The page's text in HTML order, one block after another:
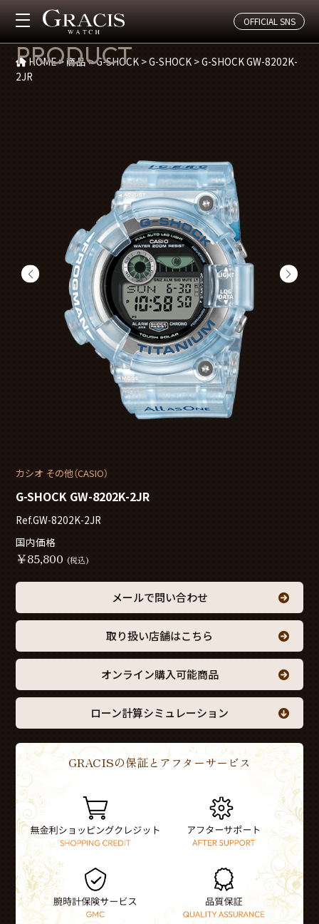
OFFICIAL SNS
商品紹介
PRODUCT
HOME>商品>G-SHOCK >G-SHOCK >G-SHOCK GW-8202K-
2JR
カシオ その他（CASIO）
G-SHOCK GW-8202K-2JR
Ref.GW-8202K-2JR
国内価格
￥85,800 (税込)
メールで問い合わせ
取り扱い店舗はこちら
オンライン購入可能商品
ローン計算シミュレーション
GRACISの保証とアフターサービス